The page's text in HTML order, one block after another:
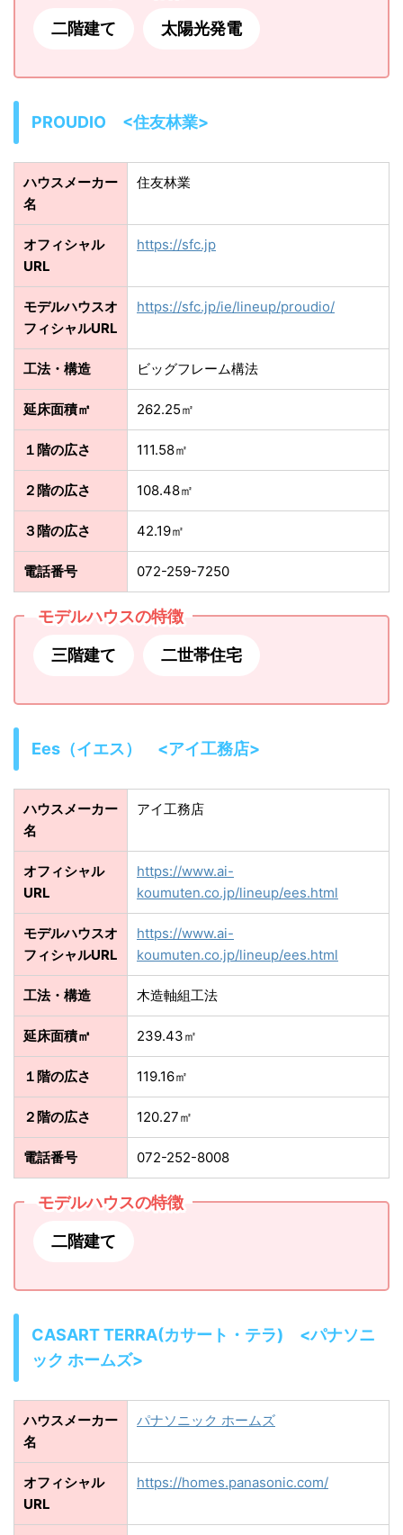
二階建て 太陽光発電
PROUDIO <住友林業>
ハウスメーカー
名
住友林業
オフィシャル
URL
https://sfc.jp
モデルハウスオ
フィシャルURL
https://sfc.jp/ie/lineup/proudio/
工法・構造 ビッグフレーム構法
延床面積㎡ 262.25㎡
１階の広さ 111.58㎡
２階の広さ 108.48㎡
３階の広さ 42.19㎡
電話番号 072-259-7250
モデルハウスの特徴
三階建て 二世帯住宅
Ees（イエス） <アイ工務店>
ハウスメーカー
名
アイ工務店
オフィシャル
URL
https://www.ai-
koumuten.co.jp/lineup/ees.html
モデルハウスオ
フィシャルURL
https://www.ai-
koumuten.co.jp/lineup/ees.html
工法・構造 木造軸組工法
延床面積㎡ 239.43㎡
１階の広さ 119.16㎡
２階の広さ 120.27㎡
電話番号 072-252-8008
モデルハウスの特徴
二階建て
CASART TERRA(カサート・テラ) <パナソニ
ック ホームズ>
ハウスメーカー
名
パナソニック ホームズ
オフィシャル
URL
https://homes.panasonic.com/